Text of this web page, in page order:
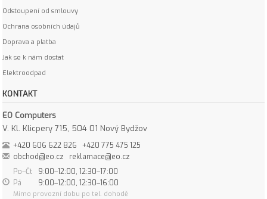
Odstoupení od smlouvy
Ochrana osobních údajů
Doprava a platba
Jak se k nám dostat
Elektroodpad
KONTAKT
EO Computers
V. Kl. Klicpery 715, 504 01 Nový Bydžov
+420 606 622 826
+420 775 475 125
obchod@eo.cz
reklamace@eo.cz
Po–Čt
9:00–12:00, 12:30–17:00
Pá
9:00–12:00, 12:30–16:00
Mimo provozní dobu po tel. dohodě